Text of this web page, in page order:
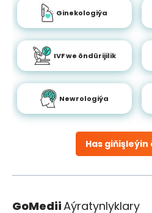
Has
Ginekologiýa
IVF we öndürijilik
Newrologiýa
GoMediiAýratynlyklary